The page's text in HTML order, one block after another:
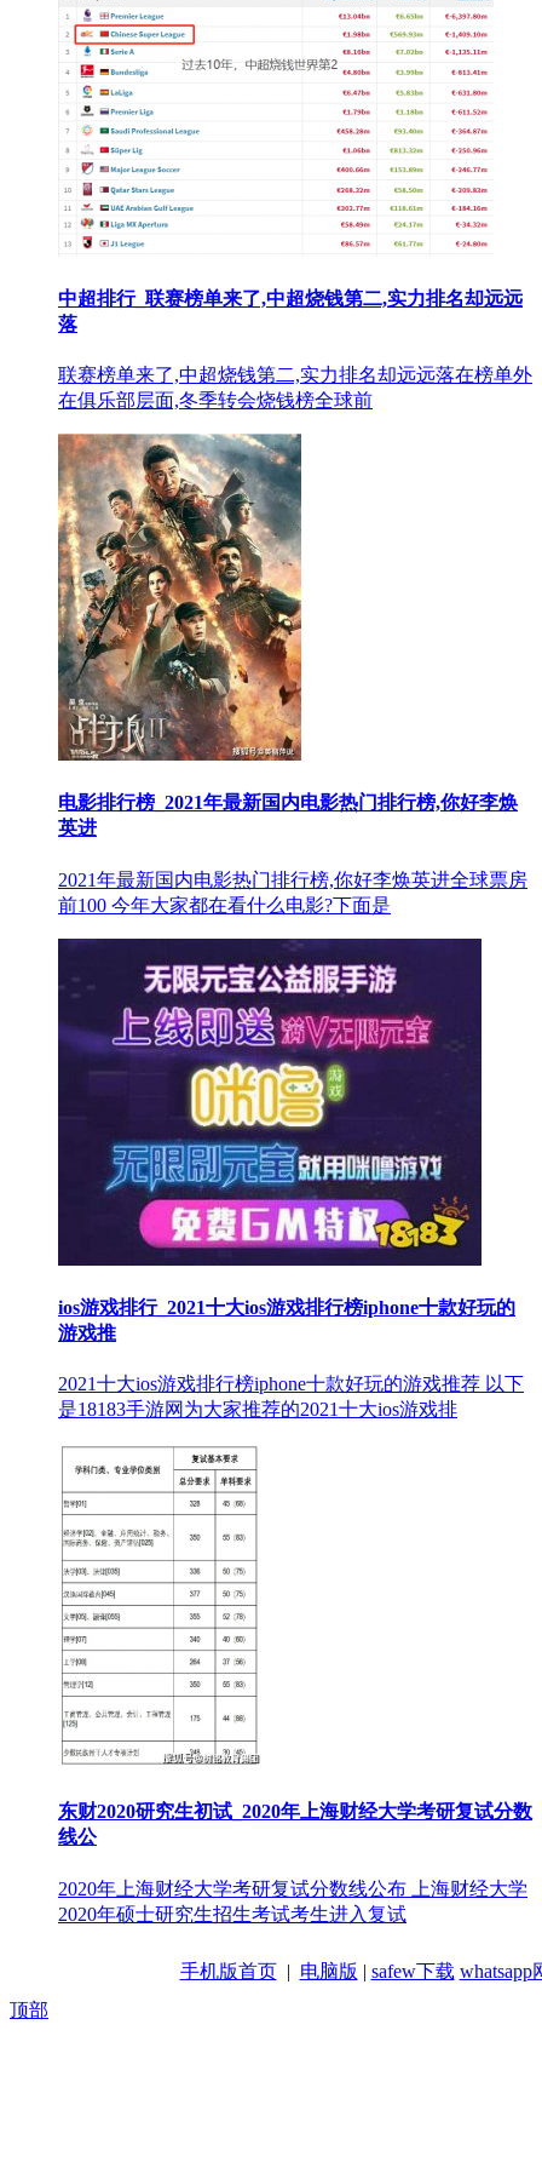
中超排行_联赛榜单来了,中超烧钱第二,实力排名却远远
落
联赛榜单来了,中超烧钱第二,实力排名却远远落在榜单外
在俱乐部层面,冬季转会烧钱榜全球前
电影排行榜_2021年最新国内电影热门排行榜,你好李焕
英进
2021年最新国内电影热门排行榜,你好李焕英进全球票房
前100 今年大家都在看什么电影?下面是
ios游戏排行_2021十大ios游戏排行榜iphone十款好玩的
游戏推
2021十大ios游戏排行榜iphone十款好玩的游戏推荐 以下
是18183手游网为大家推荐的2021十大ios游戏排
东财2020研究生初试_2020年上海财经大学考研复试分数
线公
2020年上海财经大学考研复试分数线公布 上海财经大学
2020年硕士研究生招生考试考生进入复试
手机版首页| 电脑版 | safew下载 whatsapp
顶部